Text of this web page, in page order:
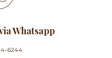
Whatsapp
6244